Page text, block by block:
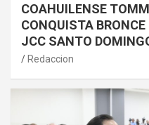
COAHUILENSE
CONQUISTA
JCC SANTO
Redaccion